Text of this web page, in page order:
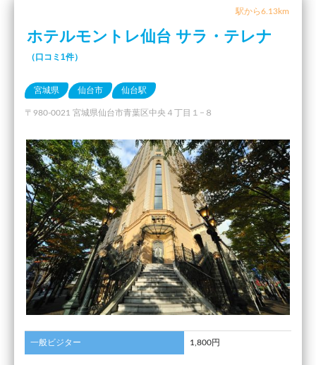
駅から6.13km
ホテルモントレ仙台 サラ・テレナ
（口コミ1件）
宮城県 仙台市 仙台駅
〒980-0021 宮城県仙台市青葉区中央４丁目１−８
一般ビジター 1,800円